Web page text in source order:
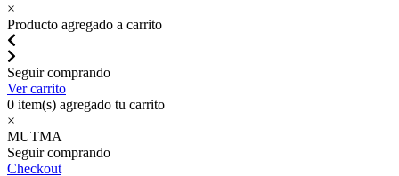
×
Producto agregado a carrito
Seguir comprando
Ver carrito
0 item(s) agregado tu carrito
×
MUTMA
Seguir comprando
Checkout